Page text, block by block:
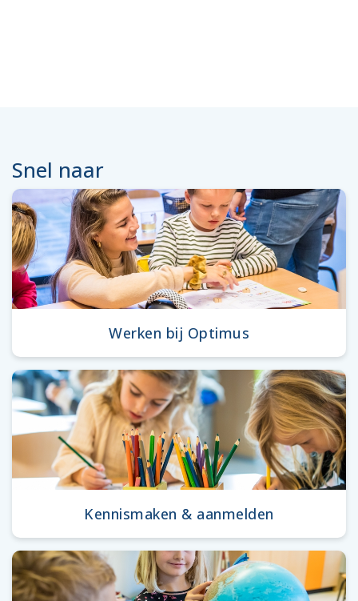
Snel naar
Werken bij Optimus
Kennismaken & aanmelden